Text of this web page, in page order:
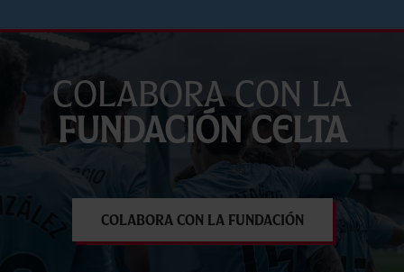
Colabora con la
Fundación Celta
Colabora con la Fundación